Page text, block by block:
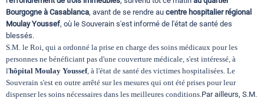
Contact
Bourgogne à Casablanca, avant de se rendre au centre hospitalier régional
Moulay Youssef, où le Souverain s'est informé de l'état de santé des
blessés.
S.M. le Roi, qui a ordonné la prise en charge des soins médicaux pour les
personnes ne bénéficiant pas d'une couverture médicale, s'est intéressé, à
l'hôpital Moulay Youssef, à l'état de santé des victimes hospitalisées. Le
Souverain s'est en outre arrêté sur les mesures qui ont été prises pour leur
dispenser les soins nécessaires dans les meilleures conditions.Par ailleurs, S.M.